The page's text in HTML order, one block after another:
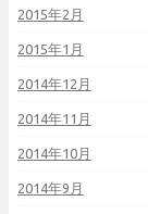
2015年2月
2015年1月
2014年12月
2014年11月
2014年10月
2014年9月